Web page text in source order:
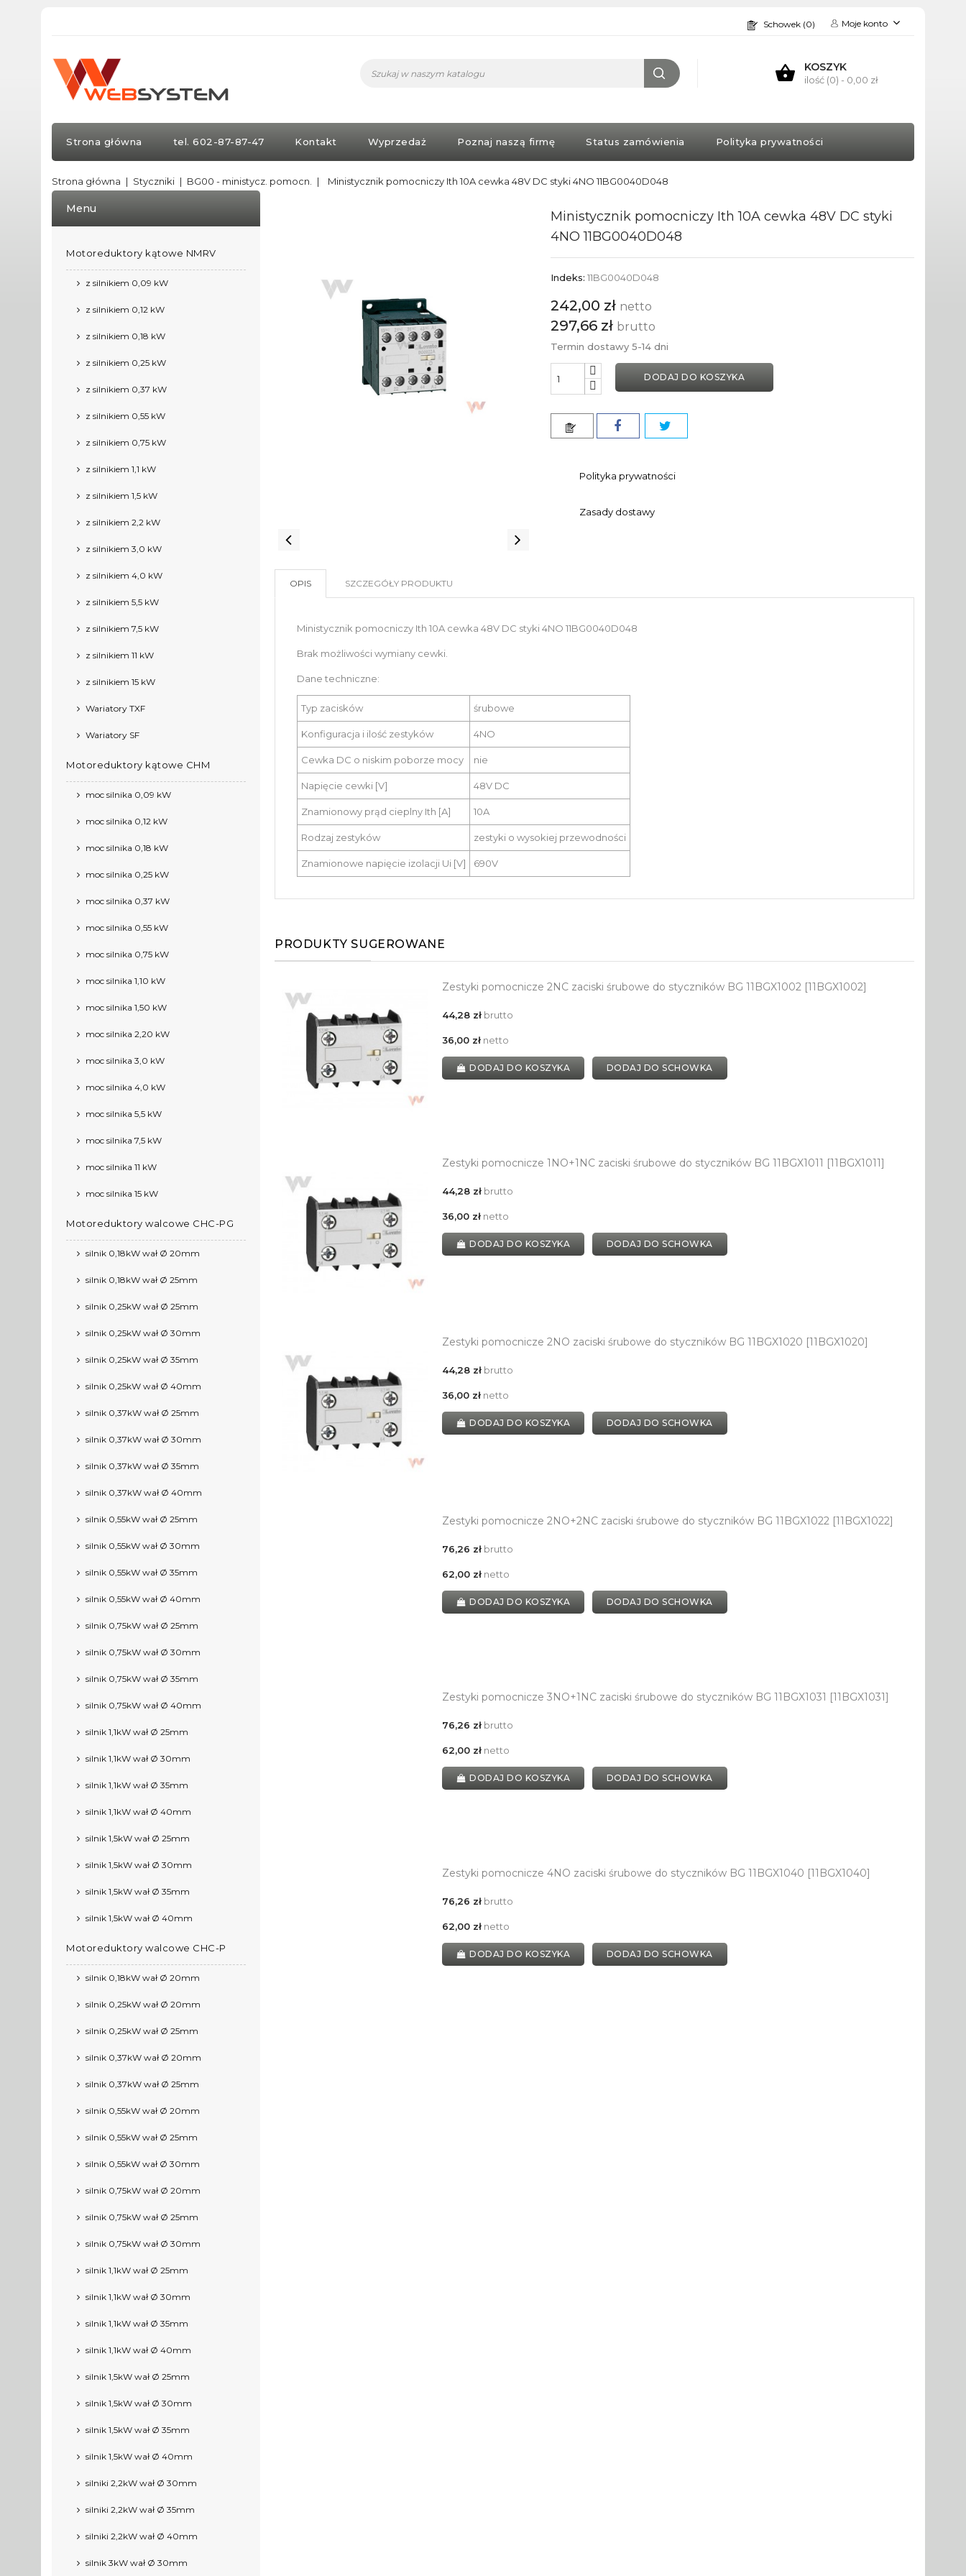
Schowek (0) Moje konto
KOSZYK
ilość (0) - 0,00 zł
Strona główna tel. 602-87-87-47 Kontakt Wyprzedaż Poznaj naszą firmę Status zamówienia Polityka prywatności
Strona główna Styczniki BG00 - ministycz. pomocn. Ministycznik pomocniczy Ith 10A cewka 48V DC styki 4NO 11BG0040D048
Menu
Motoreduktory kątowe NMRV
z silnikiem 0,09 kW
z silnikiem 0,12 kW
z silnikiem 0,18 kW
z silnikiem 0,25 kW
z silnikiem 0,37 kW
z silnikiem 0,55 kW
z silnikiem 0,75 kW
z silnikiem 1,1 kW
z silnikiem 1,5 kW
z silnikiem 2,2 kW
z silnikiem 3,0 kW
z silnikiem 4,0 kW
z silnikiem 5,5 kW
z silnikiem 7,5 kW
z silnikiem 11 kW
z silnikiem 15 kW
Wariatory TXF
Wariatory SF
Motoreduktory kątowe CHM
moc silnika 0,09 kW
moc silnika 0,12 kW
moc silnika 0,18 kW
moc silnika 0,25 kW
moc silnika 0,37 kW
moc silnika 0,55 kW
moc silnika 0,75 kW
moc silnika 1,10 kW
moc silnika 1,50 kW
moc silnika 2,20 kW
moc silnika 3,0 kW
moc silnika 4,0 kW
moc silnika 5,5 kW
moc silnika 7,5 kW
moc silnika 11 kW
moc silnika 15 kW
Motoreduktory walcowe CHC-PG
silnik 0,18kW wał Ø 20mm
silnik 0,18kW wał Ø 25mm
silnik 0,25kW wał Ø 25mm
silnik 0,25kW wał Ø 30mm
silnik 0,25kW wał Ø 35mm
silnik 0,25kW wał Ø 40mm
silnik 0,37kW wał Ø 25mm
silnik 0,37kW wał Ø 30mm
silnik 0,37kW wał Ø 35mm
silnik 0,37kW wał Ø 40mm
silnik 0,55kW wał Ø 25mm
silnik 0,55kW wał Ø 30mm
silnik 0,55kW wał Ø 35mm
silnik 0,55kW wał Ø 40mm
silnik 0,75kW wał Ø 25mm
silnik 0,75kW wał Ø 30mm
silnik 0,75kW wał Ø 35mm
silnik 0,75kW wał Ø 40mm
silnik 1,1kW wał Ø 25mm
silnik 1,1kW wał Ø 30mm
silnik 1,1kW wał Ø 35mm
silnik 1,1kW wał Ø 40mm
silnik 1,5kW wał Ø 25mm
silnik 1,5kW wał Ø 30mm
silnik 1,5kW wał Ø 35mm
silnik 1,5kW wał Ø 40mm
Motoreduktory walcowe CHC-P
silnik 0,18kW wał Ø 20mm
silnik 0,25kW wał Ø 20mm
silnik 0,25kW wał Ø 25mm
silnik 0,37kW wał Ø 20mm
silnik 0,37kW wał Ø 25mm
silnik 0,55kW wał Ø 20mm
silnik 0,55kW wał Ø 25mm
silnik 0,55kW wał Ø 30mm
silnik 0,75kW wał Ø 20mm
silnik 0,75kW wał Ø 25mm
silnik 0,75kW wał Ø 30mm
silnik 1,1kW wał Ø 25mm
silnik 1,1kW wał Ø 30mm
silnik 1,1kW wał Ø 35mm
silnik 1,1kW wał Ø 40mm
silnik 1,5kW wał Ø 25mm
silnik 1,5kW wał Ø 30mm
silnik 1,5kW wał Ø 35mm
silnik 1,5kW wał Ø 40mm
silniki 2,2kW wał Ø 30mm
silniki 2,2kW wał Ø 35mm
silniki 2,2kW wał Ø 40mm
silnik 3kW wał Ø 30mm
Ministycznik pomocniczy Ith 10A cewka 48V DC styki
4NO 11BG0040D048
Indeks: 11BG0040D048
242,00 zł netto
297,66 zł brutto
Termin dostawy 5-14 dni
DODAJ DO KOSZYKA
Polityka prywatności
Zasady dostawy
OPIS SZCZEGÓŁY PRODUKTU
Ministycznik pomocniczy Ith 10A cewka 48V DC styki 4NO 11BG0040D048
Brak możliwości wymiany cewki.
Dane techniczne:
Typ zacisków śrubowe
Konfiguracja i ilość zestyków 4NO
Cewka DC o niskim poborze mocy nie
Napięcie cewki [V] 48V DC
Znamionowy prąd cieplny Ith [A] 10A
Rodzaj zestyków zestyki o wysokiej przewodności
Znamionowe napięcie izolacji Ui [V] 690V
PRODUKTY SUGEROWANE
Zestyki pomocnicze 2NC zaciski śrubowe do styczników BG 11BGX1002 [11BGX1002]
44,28 złbrutto
36,00 złnetto
DODAJ DO KOSZYKA DODAJ DO SCHOWKA
Zestyki pomocnicze 1NO+1NC zaciski śrubowe do styczników BG 11BGX1011 [11BGX1011]
44,28 złbrutto
36,00 złnetto
DODAJ DO KOSZYKA DODAJ DO SCHOWKA
Zestyki pomocnicze 2NO zaciski śrubowe do styczników BG 11BGX1020 [11BGX1020]
44,28 złbrutto
36,00 złnetto
DODAJ DO KOSZYKA DODAJ DO SCHOWKA
Zestyki pomocnicze 2NO+2NC zaciski śrubowe do styczników BG 11BGX1022 [11BGX1022]
76,26 złbrutto
62,00 złnetto
DODAJ DO KOSZYKA DODAJ DO SCHOWKA
Zestyki pomocnicze 3NO+1NC zaciski śrubowe do styczników BG 11BGX1031 [11BGX1031]
76,26 złbrutto
62,00 złnetto
DODAJ DO KOSZYKA DODAJ DO SCHOWKA
Zestyki pomocnicze 4NO zaciski śrubowe do styczników BG 11BGX1040 [11BGX1040]
76,26 złbrutto
62,00 złnetto
DODAJ DO KOSZYKA DODAJ DO SCHOWKA